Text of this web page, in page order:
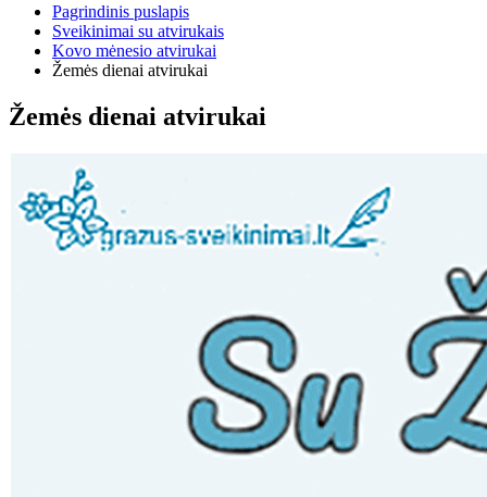
Pagrindinis puslapis
Sveikinimai su atvirukais
Kovo mėnesio atvirukai
Žemės dienai atvirukai
Žemės dienai atvirukai